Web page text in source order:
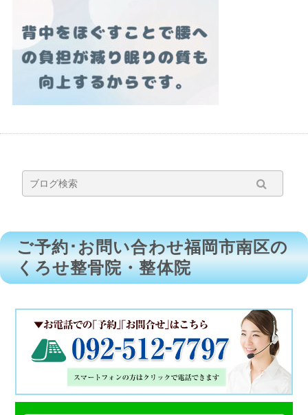
ご予約･お問い合わせ福岡市南区の
くろせ整骨院・整体院